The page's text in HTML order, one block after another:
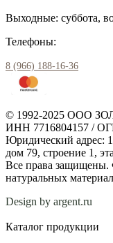
Выходные: суббота,
Телефоны:
8 (966) 188-16-36
© 1992-2025 ООО
ИНН 7716804157 /
Юридический адрес:
дом 79, строение 1,
Все права защищены.
натуральных
Design by argent.ru
Каталог продукции